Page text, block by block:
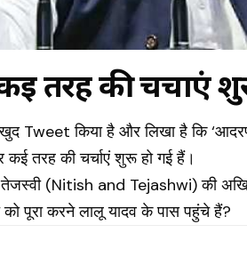
तरह की चर्चाएं
Tweet किया है और लिखा है कि
तरह की चर्चाएं शुरू हो गई हैं।
तेजस्वी (Nitish and Tejashwi) की
पूरा करने लालू यादव के पास पहुंचे हैं?